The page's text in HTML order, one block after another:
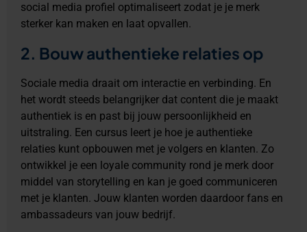
social media profiel optimaliseert zodat je je merk
sterker kan maken en laat opvallen.
2. Bouw authentieke relaties op
Sociale media draait om interactie en verbinding. En
het wordt steeds belangrijker dat content die je maakt
authentiek is en past bij jouw persoonlijkheid en
uitstraling. Een cursus leert je hoe je authentieke
relaties kunt opbouwen met je volgers en klanten. Zo
ontwikkel je een loyale community rond je merk door
middel van storytelling en kan je goed communiceren
met je klanten. Jouw klanten worden daardoor fans en
ambassadeurs van jouw bedrijf.